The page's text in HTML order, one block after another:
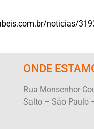
noticias/
ONDE
Rua Monsenhor
Salto – São Paulo